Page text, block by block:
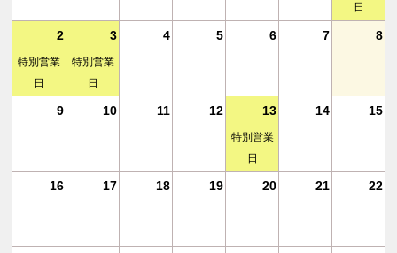
日
2 3 4 5 6 7 8
特別営業
日
特別営業
日
9 10 11 12 13 14 15
特別営業
日
16 17 18 19 20 21 22